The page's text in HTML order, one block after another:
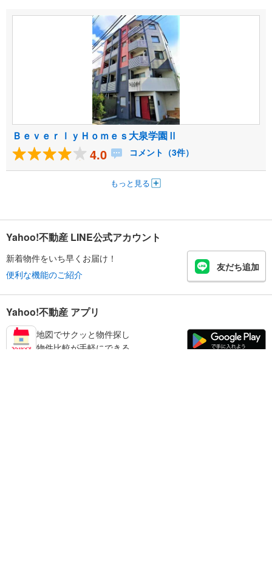
ＢｅｖｅｒｌｙＨｏｍｅｓ大泉学園Ⅱ
4.0 コメント（3件）
もっと見る
Yahoo!不動産 LINE公式アカウント
新着物件をいち早くお届け！
便利な機能のご紹介
友だち追加
Yahoo!不動産 アプリ
地図でサクッと物件探し
物件比較が手軽にできる